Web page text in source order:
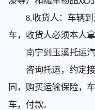
8.收货人：车辆到
车，收货人必须本人
南宁到玉溪托运
咨询托运，约定接
同，购买运输保险，
车，付款。